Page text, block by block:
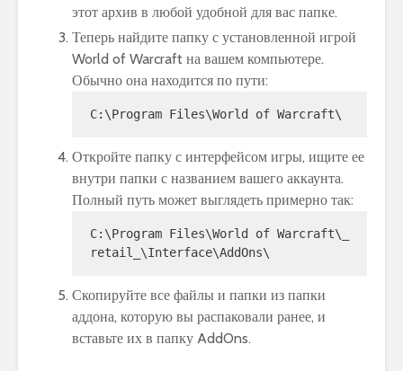
этот архив в любой удобной для вас папке.
Теперь найдите папку с установленной игрой
World of Warcraft на вашем компьютере.
Обычно она находится по пути:
C:\Program Files\World of Warcraft\
Откройте папку с интерфейсом игры, ищите ее
внутри папки с названием вашего аккаунта.
Полный путь может выглядеть примерно так:
C:\Program Files\World of Warcraft\_
retail_\Interface\AddOns\
Скопируйте все файлы и папки из папки
аддона, которую вы распаковали ранее, и
вставьте их в папку AddOns.